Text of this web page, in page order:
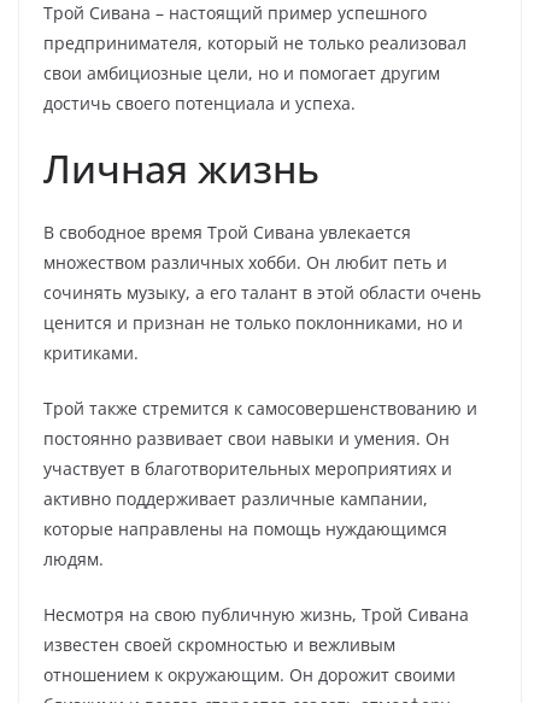
Трой Сивана – настоящий пример успешного
предпринимателя, который не только реализовал
свои амбициозные цели, но и помогает другим
достичь своего потенциала и успеха.
Личная жизнь
В свободное время Трой Сивана увлекается
множеством различных хобби. Он любит петь и
сочинять музыку, а его талант в этой области очень
ценится и признан не только поклонниками, но и
критиками.
Трой также стремится к самосовершенствованию и
постоянно развивает свои навыки и умения. Он
участвует в благотворительных мероприятиях и
активно поддерживает различные кампании,
которые направлены на помощь нуждающимся
людям.
Несмотря на свою публичную жизнь, Трой Сивана
известен своей скромностью и вежливым
отношением к окружающим. Он дорожит своими